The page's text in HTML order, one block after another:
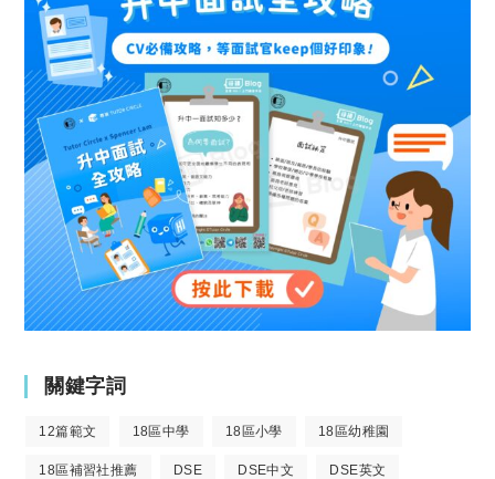
關鍵字詞
12篇範文 18區中學 18區小學 18區幼稚園
18區補習社推薦 DSE DSE中文 DSE英文